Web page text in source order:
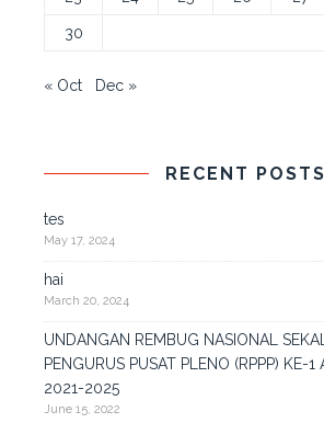
30
« Oct Dec »
RECENT POSTS
tes
May 17, 2024
hai
March 20, 2024
UNDANGAN REMBUG NASIONAL
PENGURUS PUSAT PLENO (RPPP) KE-1
2021-2025
June 15, 2022